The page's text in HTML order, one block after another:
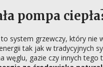
pompa
to system grzewczy, który nie
tak jak w tradycyjnych
węglu, gazie czy innych tego